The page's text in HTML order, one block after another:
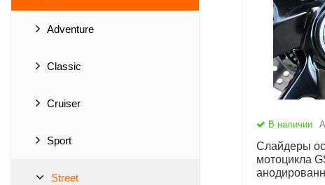
Adventure
Classic
Cruiser
Sport
Street
В наличии
Слайдеры
мотоцикла